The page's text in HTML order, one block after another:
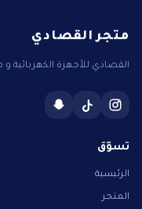
متجر القصادي
القصادي للأجهزة الكهربائية
تسوّق
الرئيسية
المتجر